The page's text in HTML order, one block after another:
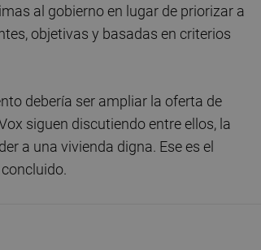
al gobierno en lugar de priorizar a
objetivas y basadas en criterios
debería ser ampliar la oferta de
siguen discutiendo entre ellos, la
a una vivienda digna. Ese es el